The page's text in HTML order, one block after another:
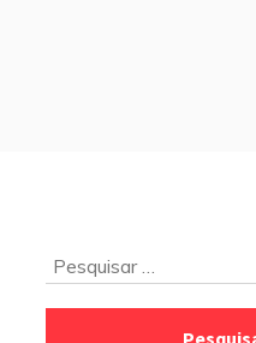
Pesquisar